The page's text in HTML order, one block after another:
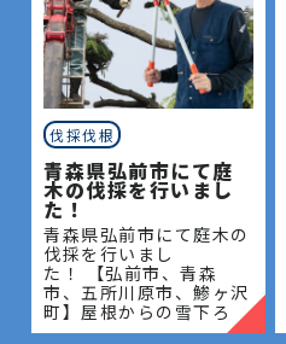
伐採伐根
青森県弘前市にて庭
木の伐採を行いまし
た！
青森県弘前市にて庭木の
伐採を行いまし
た！ 【弘前市、青森
市、五所川原市、鯵ヶ沢
町】屋根からの雪下ろ
し・除雪・排雪などの作